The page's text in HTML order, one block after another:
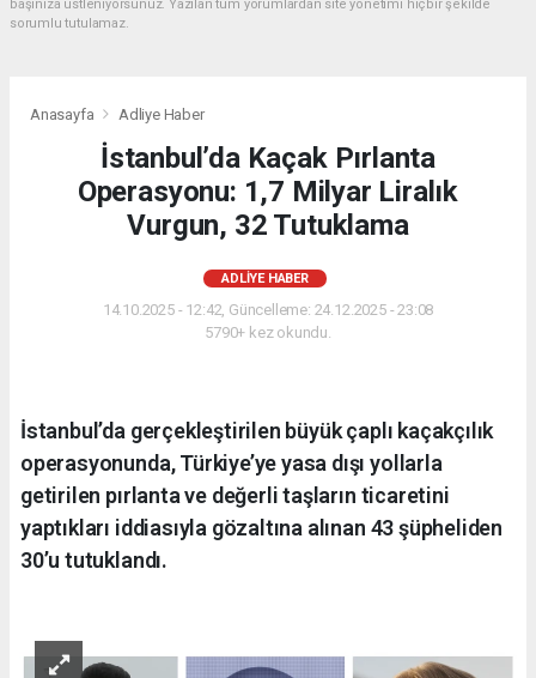
başınıza üstleniyorsunuz. Yazılan tüm yorumlardan site yönetimi hiçbir şekilde
sorumlu tutulamaz.
Anasayfa Adliye Haber
İstanbul’da Kaçak Pırlanta
Operasyonu: 1,7 Milyar Liralık
Vurgun, 32 Tutuklama
ADLIYE HABER
14.10.2025 - 12:42, Güncelleme: 24.12.2025 - 23:08
5790+ kez okundu.
İstanbul’da gerçekleştirilen büyük çaplı kaçakçılık
operasyonunda, Türkiye’ye yasa dışı yollarla
getirilen pırlanta ve değerli taşların ticaretini
yaptıkları iddiasıyla gözaltına alınan 43 şüpheliden
30’u tutuklandı.